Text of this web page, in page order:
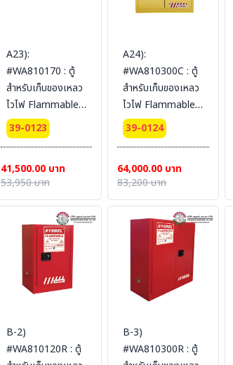
A23):
#WA810170 : ตู้
สำหรับเก็บของเหลว
ไวไฟ Flammable
Cabinets 64 L 2
door (manual)
Ext dimension
61x109x46
SYSBEL (ไม่รวม
สายดิน)
39-0123
41,500.00 บาท
53,950 บาท
A24):
#WA810300C : ตู้
สำหรับเก็บของเหลว
ไวไฟ Flammable
Cabinets 114 L 3
door (manual)
Ext dimension
112x109x55
SYSBEL (ไม่รวม
สายดิน)
39-0124
64,000.00 บาท
83,200 บาท
B-2)
#WA810120R : ตู้
B-3)
#WA810300R : ตู้